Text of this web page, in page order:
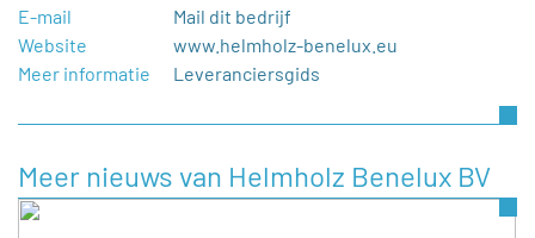
E-mail
Mail dit bedrijf
Website
www.helmholz-benelux.eu
Meer informatie
Leveranciersgids
Meer nieuws van Helmholz Benelux BV